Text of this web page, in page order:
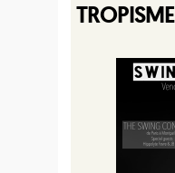
TROPISME